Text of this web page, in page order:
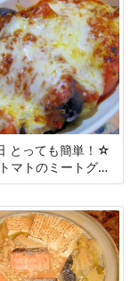
とっても簡単！☆
マトのミートグラ